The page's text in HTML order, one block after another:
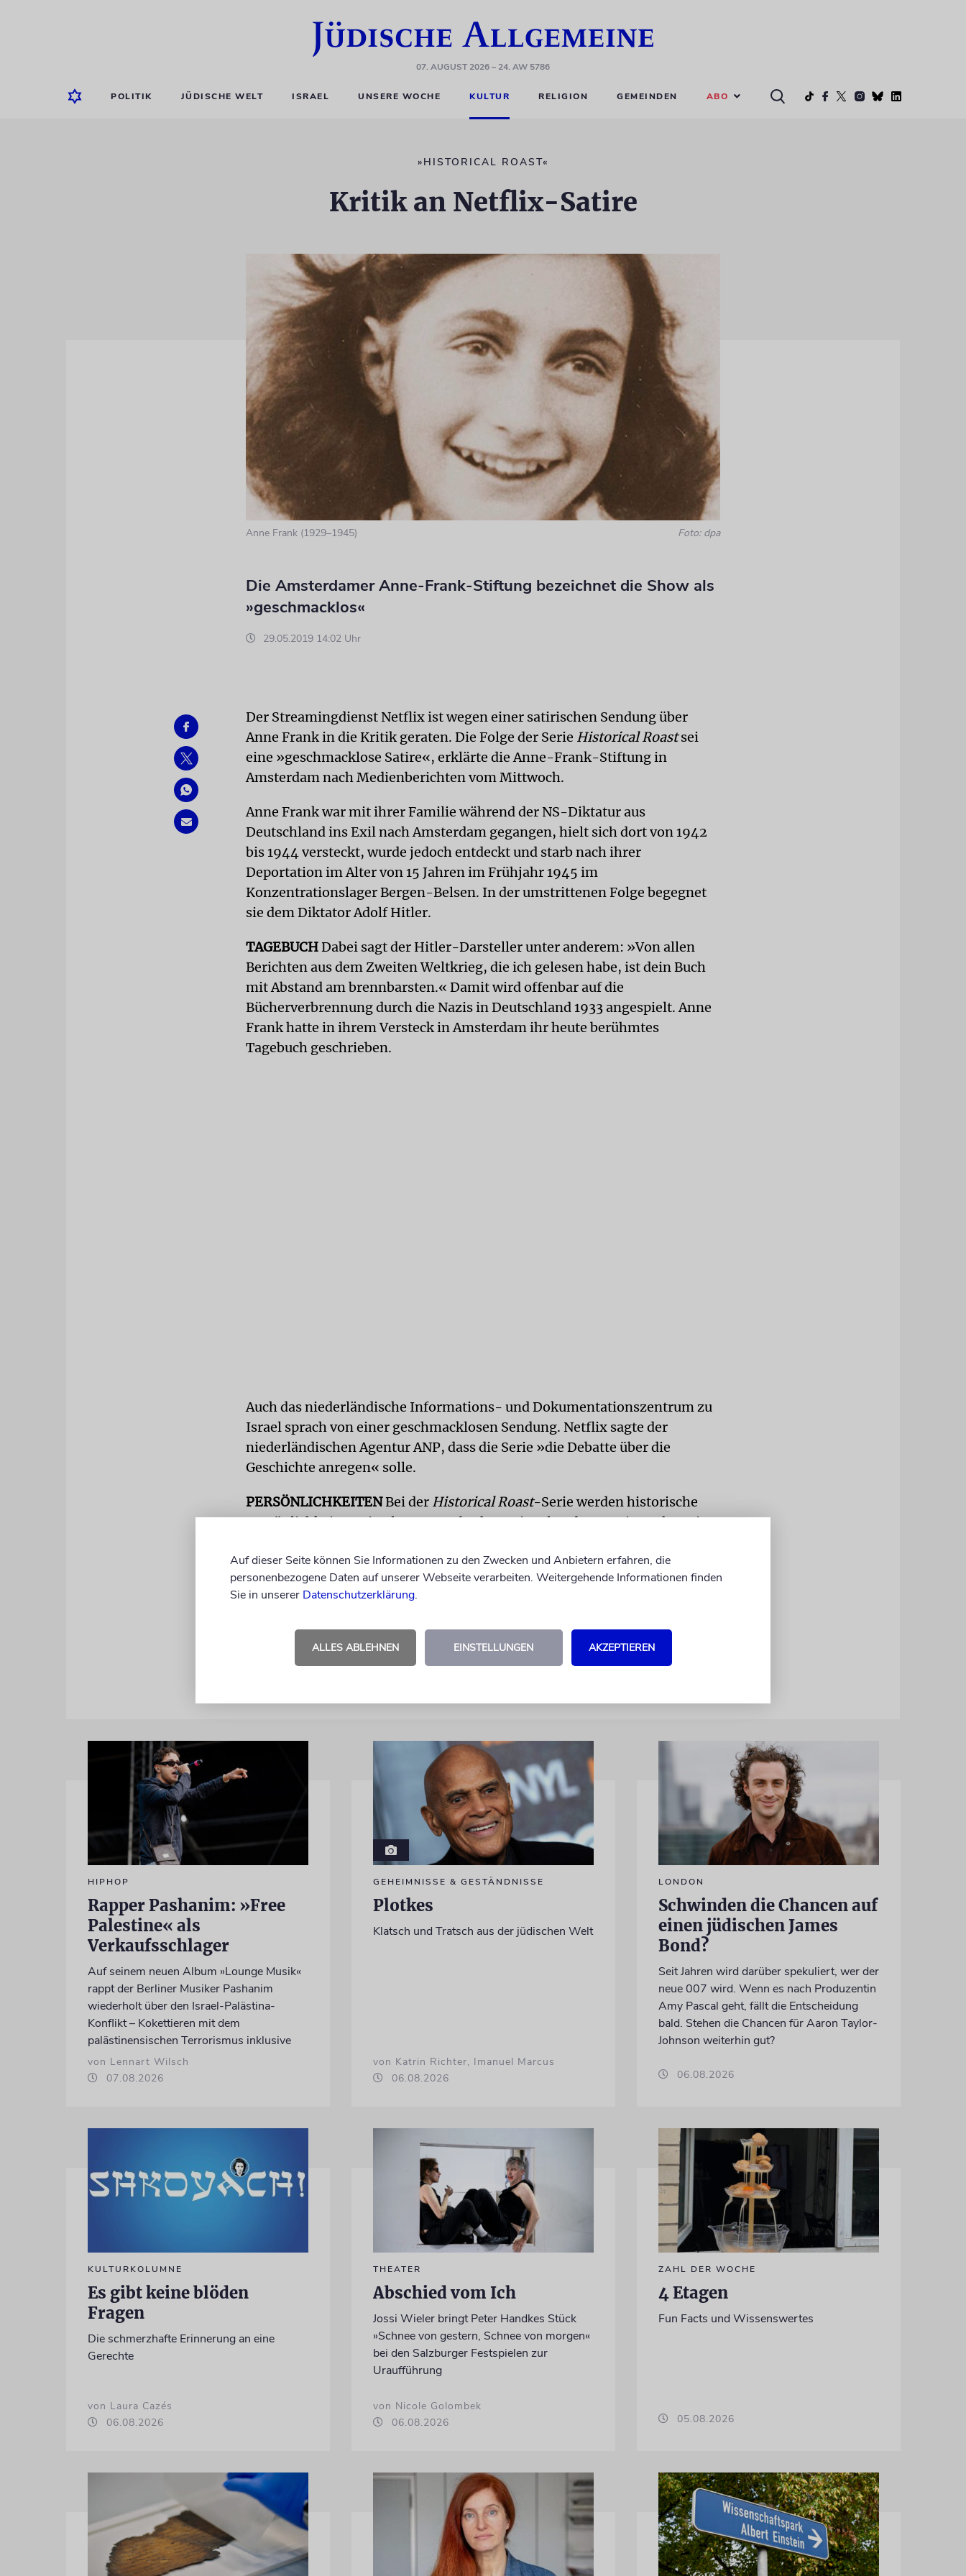
07. AUGUST 2026– 24. AW 5786
POLITIK JÜDISCHE WELT ISRAEL UNSERE WOCHE KULTUR RELIGION GEMEINDEN ABO
»HISTORICAL ROAST«
Kritik an Netflix-Satire
Anne Frank (1929–1945) Foto: dpa
Die Amsterdamer Anne-Frank-Stiftung bezeichnet die Show als
»geschmacklos«
29.05.2019 14:02 Uhr
Der Streamingdienst Netflix ist wegen einer satirischen Sendung über
Anne Frank in die Kritik geraten. Die Folge der Serie Historical Roastsei
eine »geschmacklose Satire«, erklärte die Anne-Frank-Stiftung in
Amsterdam nach Medienberichten vom Mittwoch.
Anne Frank war mit ihrer Familie während der NS-Diktatur aus
Deutschland ins Exil nach Amsterdam gegangen, hielt sich dort von 1942
bis 1944 versteckt, wurde jedoch entdeckt und starb nach ihrer
Deportation im Alter von 15 Jahren im Frühjahr 1945 im
Konzentrationslager Bergen-Belsen. In der umstrittenen Folge begegnet
sie dem Diktator Adolf Hitler.
TAGEBUCHDabei sagt der Hitler-Darsteller unter anderem: »Von allen
Berichten aus dem Zweiten Weltkrieg, die ich gelesen habe, ist dein Buch
mit Abstand am brennbarsten.« Damit wird offenbar auf die
Bücherverbrennung durch die Nazis in Deutschland 1933 angespielt. Anne
Frank hatte in ihrem Versteck in Amsterdam ihr heute berühmtes
Tagebuch geschrieben.
Auch das niederländische Informations- und Dokumentationszentrum zu
Israel sprach von einer geschmacklosen Sendung. Netflix sagte der
niederländischen Agentur ANP, dass die Serie »die Debatte über die
Geschichte anregen« solle.
PERSÖNLICHKEITENBei der Historical Roast-Serie werden historische
Persönlichkeiten wie Cleopatra, Abraham Lincoln oder Martin Luther King
Verantwortlich für die »Roasts« ist der jüdische US-Komiker Jeff Ross.
»Ich grille nur Leute, die ich bewundere«, hatte Ross amerikanischen
Geschichte vergessen haben.«
HIPHOP
Rapper Pashanim: »Free
Palestine« als
Verkaufsschlager
Auf seinem neuen Album »Lounge Musik«
rappt der Berliner Musiker Pashanim
wiederholt über den Israel-Palästina-
Konflikt – Kokettieren mit dem
palästinensischen Terrorismus inklusive
von Lennart Wilsch
07.08.2026
GEHEIMNISSE & GESTÄNDNISSE
Plotkes
Klatsch und Tratsch aus der jüdischen Welt
von Katrin Richter, Imanuel Marcus
06.08.2026
LONDON
Schwinden die Chancen auf
einen jüdischen James
Bond?
Seit Jahren wird darüber spekuliert, wer der
neue 007 wird. Wenn es nach Produzentin
Amy Pascal geht, fällt die Entscheidung
bald. Stehen die Chancen für Aaron Taylor-
Johnson weiterhin gut?
06.08.2026
KULTURKOLUMNE
Es gibt keine blöden
Fragen
Die schmerzhafte Erinnerung an eine
Gerechte
von Laura Cazés
06.08.2026
THEATER
Abschied vom Ich
Jossi Wieler bringt Peter Handkes Stück
»Schnee von gestern, Schnee von morgen«
bei den Salzburger Festspielen zur
Uraufführung
von Nicole Golombek
06.08.2026
ZAHL DER WOCHE
4 Etagen
Fun Facts und Wissenswertes
05.08.2026
Auf dieser Seite können Sie Informationen zu den Zwecken und Anbietern erfahren, die
personenbezogene Daten auf unserer Webseite verarbeiten. Weitergehende Informationen finden
Sie in unserer Datenschutzerklärung.
ALLES ABLEHNEN EINSTELLUNGEN AKZEPTIEREN